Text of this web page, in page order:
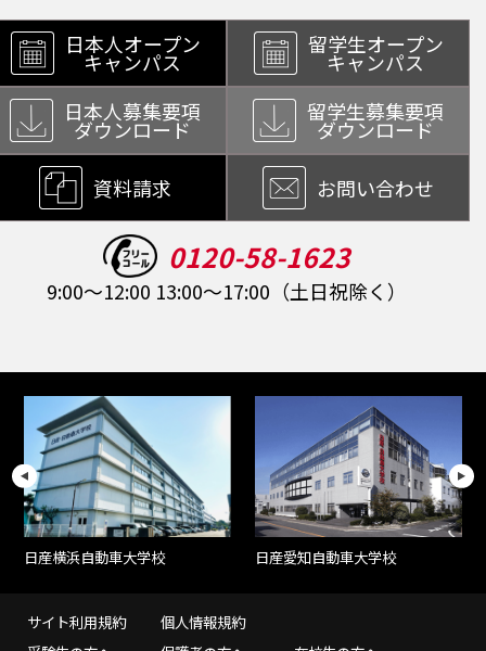
日本人オープン
キャンパス
留学生オープン
キャンパス
日本人募集要項
ダウンロード
留学生募集要項
ダウンロード
資料請求 お問い合わせ
0120-58-1623
9:00～12:00 13:00～17:00（土日祝除く）
日産横浜自動車大学校 日産愛知自動車大学校
サイト利用規約
個人情報規約